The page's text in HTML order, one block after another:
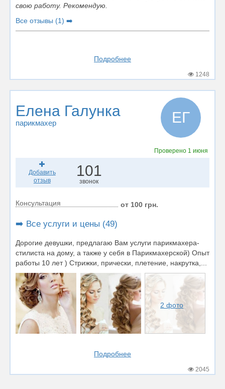
свою работу. Рекомендую.
Все отзывы (1) ➡️
Подробнее
1248
Елена Галунка
парикмахер ЕГ
Проверено 1 июня
Добавить
отзыв
101
звонок
Консультация от 100 грн.
➡️ Все услуги и цены (49)
Дорогие девушки, предлагаю Вам услуги парикмахера-
стилиста на дому, а также у себя в Парикмахерской) Опыт
работы 10 лет ) Стрижки, прически, плетение, накрутка,...
2 фото
Подробнее
2045